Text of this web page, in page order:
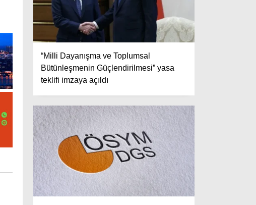
“Milli Dayanışma ve Toplumsal
Bütünleşmenin Güçlendirilmesi” yasa
teklifi imzaya açıldı